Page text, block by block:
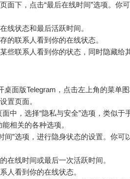
页面下，点击“最后在线时间”选项。你
线状态和最后活跃时间。
的联系人看到你的在线状态。
些联系人看到你的状态，同时隐藏给
桌面版Telegram，点击左上角的菜单
置页面。
面中，选择“隐私与安全”选项，类似于
相关的各种选项。
间”选项，进行隐身状态的设置。你可
在线时间或最后一次活跃时间。
人看到你的在线状态。